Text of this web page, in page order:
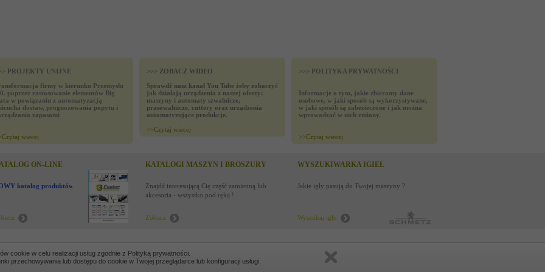
PROJEKTY UNIJNE
firmy w kierunku Przemysłu
poprzez zastosowanie elementów Big
w powiązaniu z automatyzacją
dostaw, prognozowania popytu i
zapasami
Czytaj wiecej
>>> ZOBACZ WIDEO
Sprawdź nasz kanał You Tube żeby zobaczyć
jak działają urządzenia z naszej oferty:
maszyny i automaty szwalnicze,
prasowalnicze, cuttery oraz urządzenia
automatyzujące produkcje.
>>Czytaj wiecej
>>> POLITYKA PRYWATNOŚCI
Informacje o tym, jakie zbieramy dane
osobowe, w jaki sposób są wykorzystywane,
w jaki sposób są zabezieczone i jak można
wprowadzać w nich zmiany.
>>Czytaj wiecej
ON-LINE
katalog produktów !
KATALOGI MASZYN I BROSZURY
Znajdź interesującą Cię część zamienną lub
akcesoria - wszystko pod ręką !
Zobacz
WYSZUKIWARKA IGIEŁ
Jakie igły pasują do Twojej maszyny ?
Wyszukaj igły
WARUNKI ZAKUPÓW FAQ OGŁOSZENIA
cookie w celu realizacji usług zgodnie z Polityką prywatności
przechowywania lub dostępu do cookie w Twojej przeglądarce lub konfiguracji usługi.